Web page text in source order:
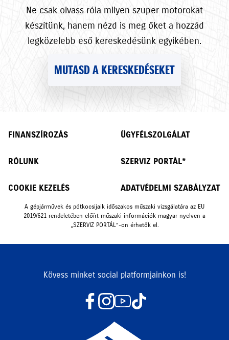
Ne csak olvass róla milyen szuper motorokat
készítünk, hanem nézd is meg őket a hozzád
legközelebb eső kereskedésünk egyikében.
MUTASD A KERESKEDÉSEKET
FINANSZÍROZÁS ÜGYFÉLSZOLGÁLAT
RÓLUNK SZERVIZ PORTÁL*
COOKIE KEZELÉS ADATVÉDELMI SZABÁLYZAT
A gépjárművek és pótkocsijaik időszakos műszaki vizsgálatára az EU
2019/621 rendeletében előírt műszaki információk magyar nyelven a
„SZERVIZ PORTÁL”-on érhetők el.
Kövess minket social platformjainkon is!